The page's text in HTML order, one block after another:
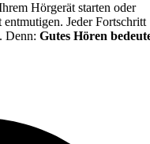
Hörgerät starten oder
Jeder Fortschritt
Denn: Gutes Hören